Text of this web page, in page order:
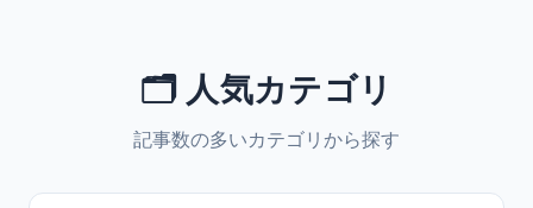
🗂️ 人気カテゴリ
記事数の多いカテゴリから探す